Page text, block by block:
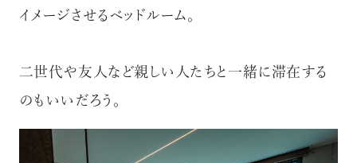
イメージさせるベッドルーム。
二世代や友人など親しい人たちと一緒に滞在する
のもいいだろう。